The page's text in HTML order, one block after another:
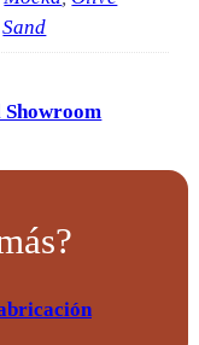
Sand